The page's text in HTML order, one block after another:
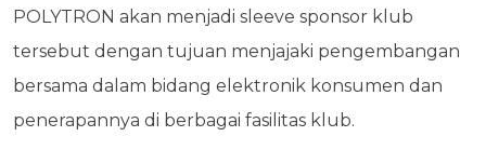
POLYTRON akan menjadi sleeve sponsor klub
tersebut dengan tujuan menjajaki pengembangan
bersama dalam bidang elektronik konsumen dan
penerapannya di berbagai fasilitas klub.